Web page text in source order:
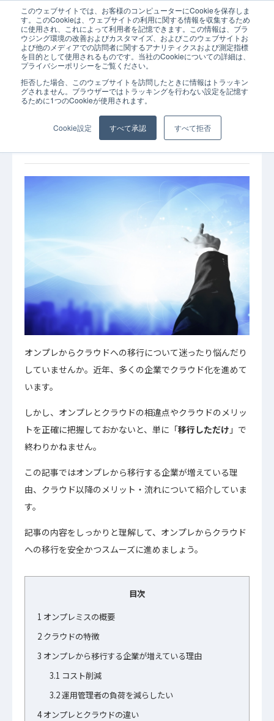
このウェブサイトでは、お客様のコンピューターにCookieを保存しま
す。このCookieは、ウェブサイトの利用に関する情報を収集するため
に使用され、これによって利用者を記憶できます。この情報は、ブラ
ウジング環境の改善およびカスタマイズ、およびこのウェブサイトお
よび他のメディアでの訪問者に関するアナリティクスおよび測定指標
を目的として使用されるものです。当社のCookieについての詳細は、
プライバシーポリシーをご覧ください。
拒否した場合、このウェブサイトを訪問したときに情報はトラッキン
グされません。ブラウザーではトラッキングを行わない設定を記憶す
るために1つのCookieが使用されます。
Cookie設定 すべて承認 すべて拒否
ホーム コラム SaaS オンプレから移行する企業が増えている理由
2022年04月07日 SaaS コラム
オンプレから移行する企業が増えている理由を
解説！クラウド移行のメリットや流れもあわせ
オンプレからクラウドへの移行について迷ったり悩んだり
していませんか。近年、多くの企業でクラウド化を進めて
います。
しかし、オンプレとクラウドの相違点やクラウドのメリッ
トを正確に把握しておかないと、単に「移行しただけ 」で
終わりかねません。
この記事ではオンプレから移行する企業が増えている理
由、クラウド以降のメリット・流れについて紹介していま
す。
記事の内容をしっかりと理解して、オンプレからクラウド
への移行を安全かつスムーズに進めましょう。
目次
1 オンプレミスの概要
2 クラウドの特徴
3 オンプレから移行する企業が増えている理由
3.1 コスト削減
3.2運用管理者の負荷を減らしたい
4オンプレとクラウドの違い